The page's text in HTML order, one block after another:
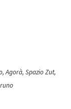
Agorà, Spazio Zut,